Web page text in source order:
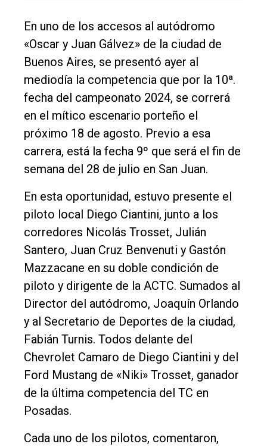
El
único
DIARIO
Inicio
Tendencia
Int.
General
Política
Cultura
Entrevistas
Rural
Deportes
Fúnebres
Edición
En uno de los accesos al autódromo
«Oscar y Juan Gálvez» de la ciudad de
Buenos Aires, se presentó ayer al
mediodía la competencia que por la 10ª.
fecha del campeonato 2024, se correrá
en el mítico escenario porteño el
próximo 18 de agosto. Previo a esa
carrera, está la fecha 9º que será el fin de
semana del 28 de julio en San Juan.
En esta oportunidad, estuvo presente el
piloto local Diego Ciantini, junto a los
corredores Nicolás Trosset, Julián
Santero, Juan Cruz Benvenuti y Gastón
Mazzacane en su doble condición de
piloto y dirigente de la ACTC. Sumados al
Director del autódromo, Joaquín Orlando
y al Secretario de Deportes de la ciudad,
Fabián Turnis. Todos delante del
Chevrolet Camaro de Diego Ciantini y del
Ford Mustang de «Niki» Trosset, ganador
de la última competencia del TC en
Posadas.
Cada uno de los pilotos, comentaron,